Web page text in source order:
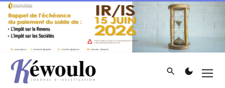
Aller au contenu
Rechercher